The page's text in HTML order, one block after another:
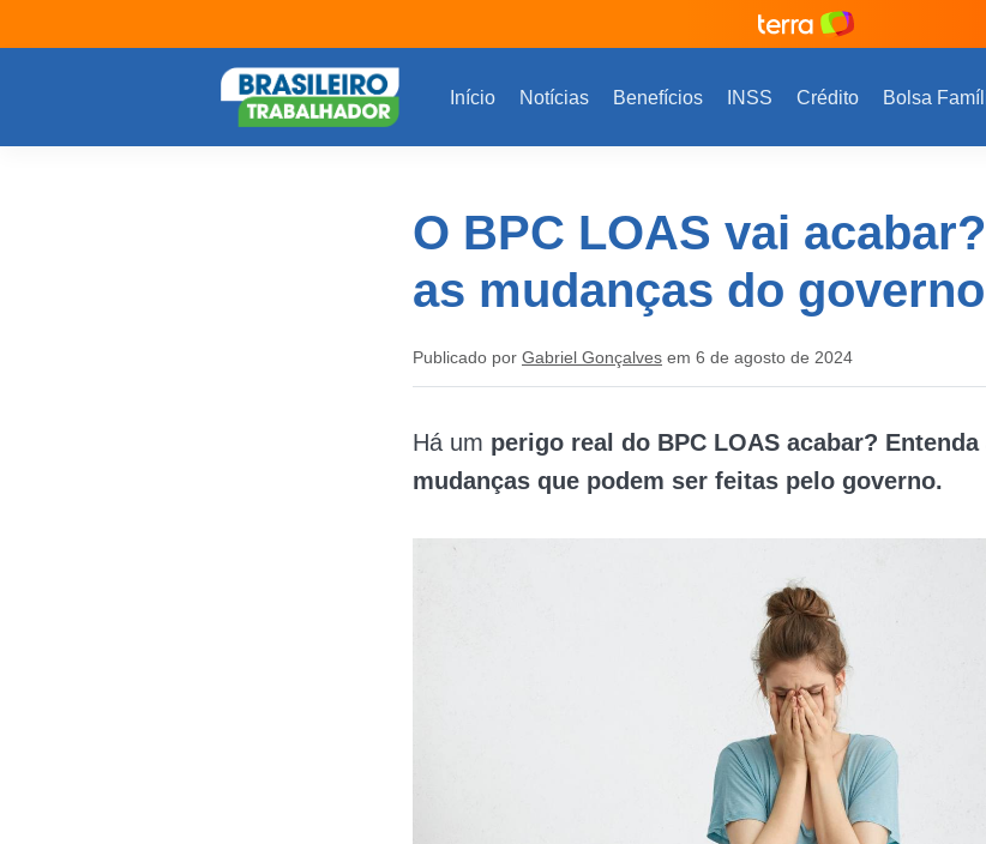
Início Notícias Benefícios INSS Crédito Bolsa
O BPC LOAS vai
as mudanças do
Publicado por Gabriel Gonçalves em 6 de agosto de 2024
Há um perigo real do BPC LOAS acabar? Entenda
mudanças que podem ser feitas pelo governo.